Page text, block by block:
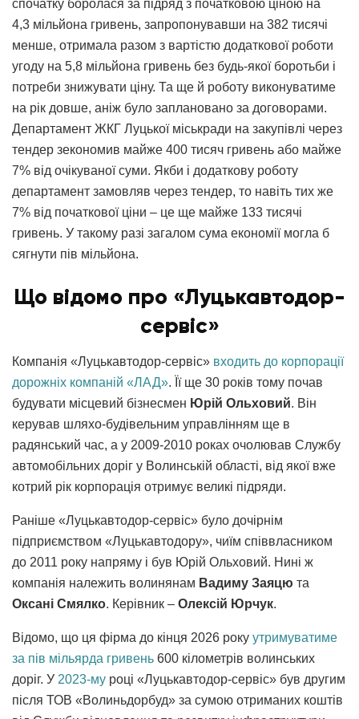
спочатку боролася за підряд з початковою ціною на
4,3 мільйона гривень, запропонувавши на 382 тисячі
менше, отримала разом з вартістю додаткової роботи
угоду на 5,8 мільйона гривень без будь-якої боротьби і
потреби знижувати ціну. Та ще й роботу виконуватиме
на рік довше, аніж було заплановано за договорами.
Департамент ЖКГ Луцької міськради на закупівлі через
тендер зекономив майже 400 тисяч гривень або майже
7% від очікуваної суми. Якби і додаткову роботу
департамент замовляв через тендер, то навіть тих же
7% від початкової ціни – це ще майже 133 тисячі
гривень. У такому разі загалом сума економії могла б
сягнути пів мільйона.
Що відомо про «Луцькавтодор-
сервіс»
Компанія «Луцькавтодор-сервіс» входить до корпорації
дорожніх компаній «ЛАД». Її ще 30 років тому почав
будувати місцевий бізнесмен Юрій Ольховий. Він
керував шляхо-будівельним управлінням ще в
радянський час, а у 2009-2010 роках очолював Службу
автомобільних доріг у Волинській області, від якої вже
котрий рік корпорація отримує великі підряди.
Раніше «Луцькавтодор-сервіс» було дочірнім
підприємством «Луцькавтодору», чиїм співвласником
до 2011 року напряму і був Юрій Ольховий. Нині ж
компанія належить волинянам Вадиму Заяцю та
Оксані Смялко. Керівник – Олексій Юрчук.
Відомо, що ця фірма до кінця 2026 року утримуватиме
за пів мільярда гривень 600 кілометрів волинських
доріг. У 2023-му році «Луцькавтодор-сервіс» був другим
після ТОВ «Волиньдорбуд» за сумою отриманих коштів